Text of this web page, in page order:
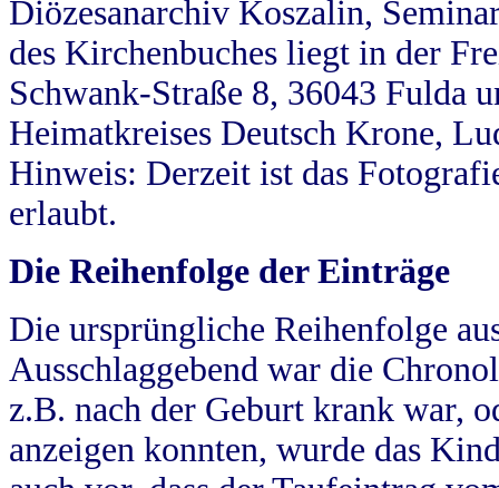
Diözesanarchiv Koszalin,
des Kirchenbuches liegt in der
Schwank-Straße 8, 36043 Fulda
Heimatkreises Deutsch Krone,
Hinweis: Derzeit ist das
erlaubt.
Die Reihenfolge der Einträge
Die ursprüngliche Reihenfolge
Ausschlaggebend war die
z.B. nach der Geburt krank war,
anzeigen konnten, wurde das